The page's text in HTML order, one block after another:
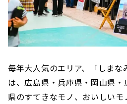
毎年大人気のエリア、「しま
は、広島県・兵庫県・岡山県
県のすてきなモノ、おいしいモ